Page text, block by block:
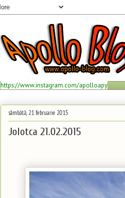
https://www.instagram.com/apolloapy
sâmbătă, 21 februarie 2015
Jolotca 21.02.2015